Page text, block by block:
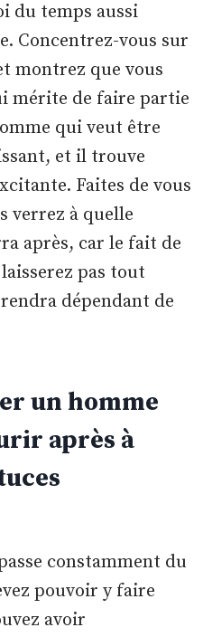
du temps aussi
Concentrez-vous sur
montrez que vous
mérite de faire partie
qui veut être
et il trouve
Faites de vous
verrez à quelle
après, car le fait de
pas tout
dépendant de
un homme
après à
constamment du
pouvoir y faire
avoir